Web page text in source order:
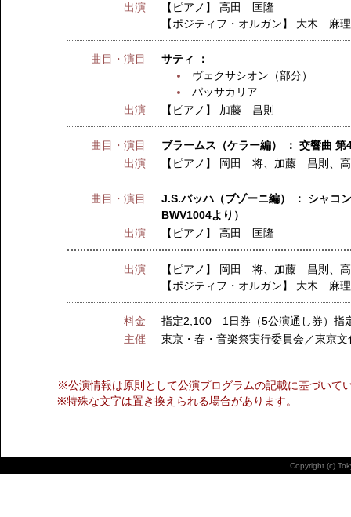
出演
【ピアノ】高田 匡隆
【ポジティフ・オルガン】 大木 麻理
曲目・演目
サティ ：
ヴェクサシオン（部分）
パッサカリア
出演
【ピアノ】 加藤 昌則
曲目・演目
ブラームス（ケラー編） ： 交響曲
出演
【ピアノ】 岡田 将、加藤 昌則、
曲目・演目
J.S.バッハ（ブゾーニ編） ： シャコ
BWV1004より）
出演
【ピアノ】高田 匡隆
出演 【ピアノ】 岡田 将、加藤 昌則、
【ポジティフ・オルガン】 大木 麻理
料金
指定2,100 1日券（5公演通し券）指
主催
東京・春・音楽祭実行委員会／東京
※公演情報は原則として公演プログラムの記載に基づいて
※特殊な文字は置き換えられる場合があります。
Copyright (c)